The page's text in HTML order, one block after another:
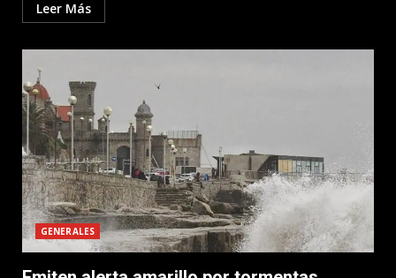
Leer Más
GENERALES